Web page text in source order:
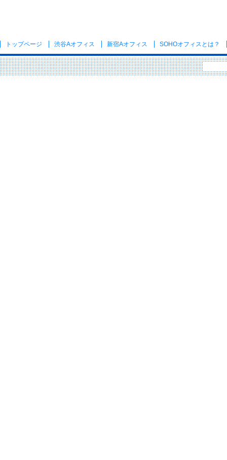
トップページ 渋谷Aオフィス 新宿Aオフィス SOHOオフィス とは？